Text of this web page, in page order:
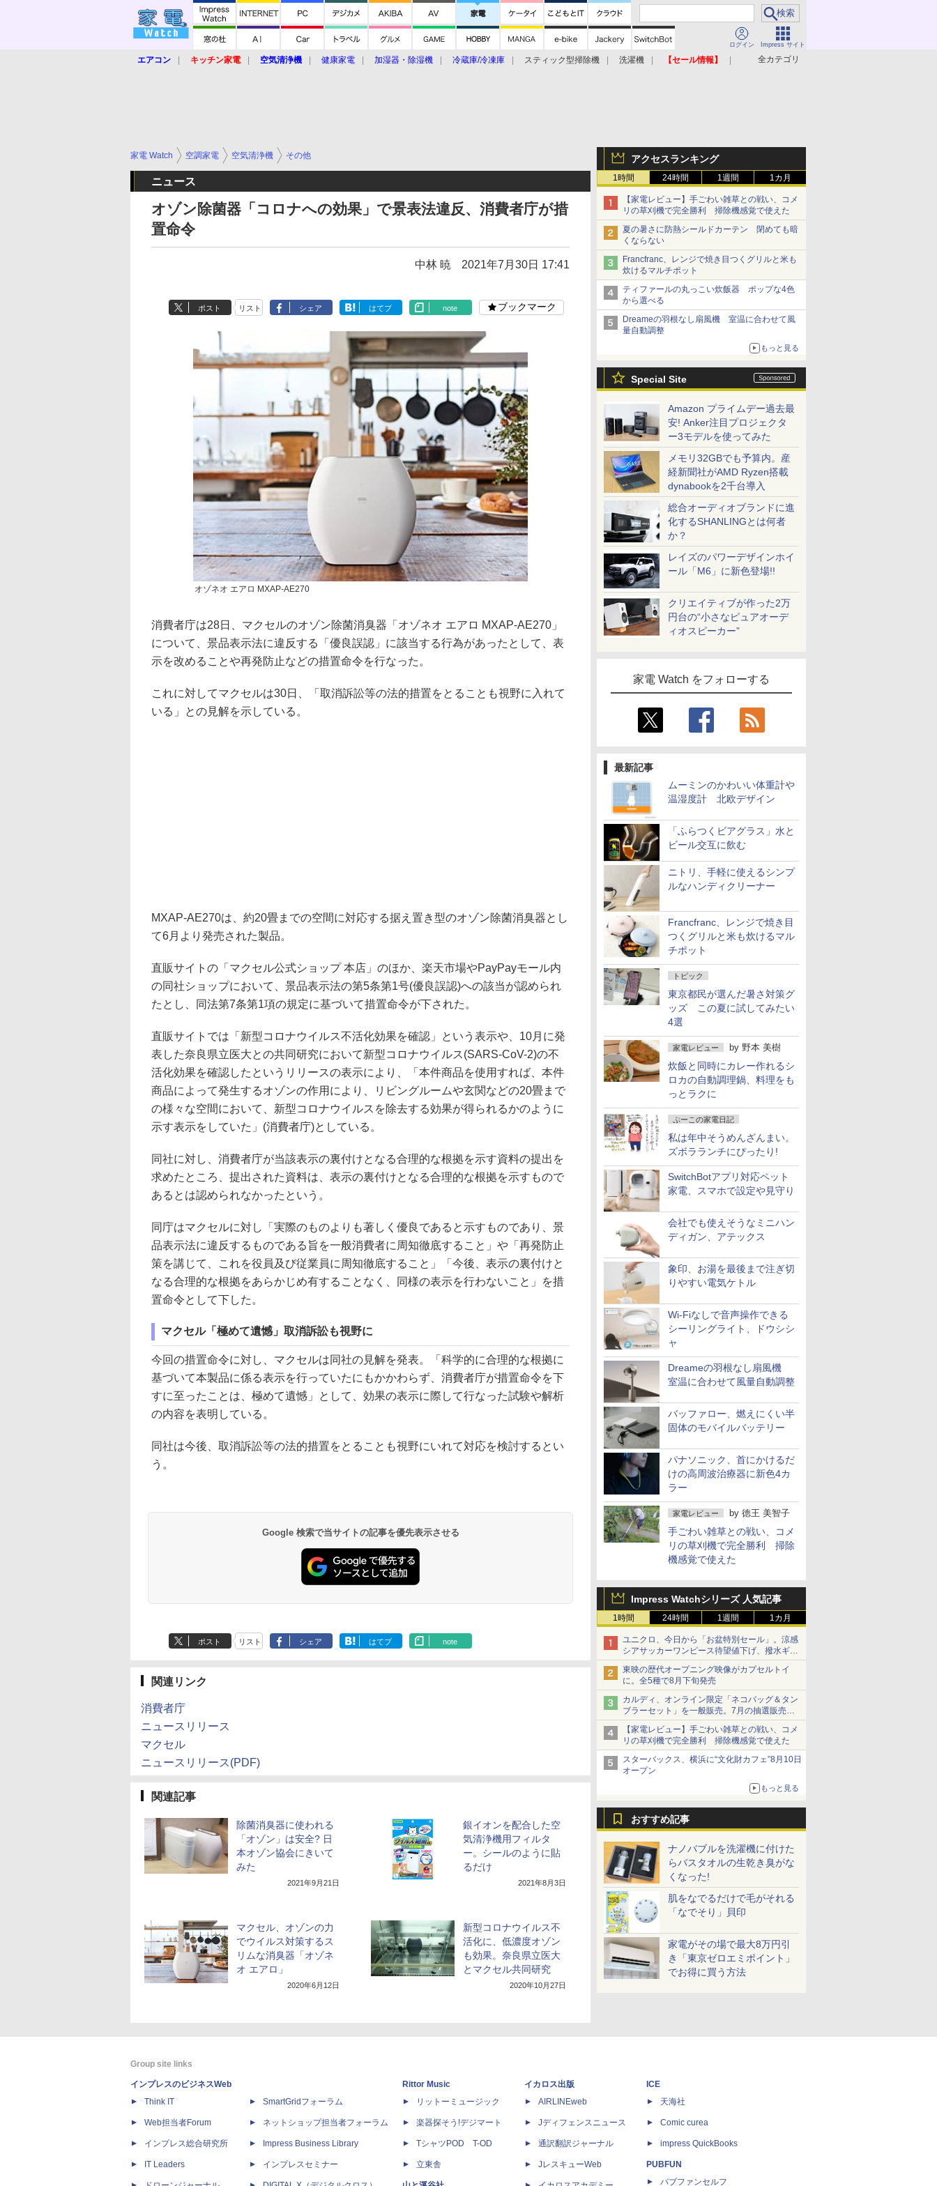
ログイン Impress サイト
全カテゴリ
エアコン キッチン家電 空気清浄機 健康家電 加湿器・除湿機 冷蔵庫/冷凍庫 スティック型掃除機 洗濯機
【セール情報】
アクセスランキング
1時間 24時間 1週間 1カ月
【家電レビュー】手ごわい雑草との戦い、コメ
リの草刈機で完全勝利 掃除機感覚で使えた
夏の暑さに防熱シールドカーテン 閉めても暗
くならない
Francfranc、レンジで焼き目つくグリルと米も
炊けるマルチポット
ティファールの丸っこい炊飯器 ポップな4色
から選べる
Dreameの羽根なし扇風機 室温に合わせて風
量自動調整
もっと見る
Special Site
Amazon プライムデー過去最
安! Anker注目プロジェクタ
ー3モデルを使ってみた
メモリ32GBでも予算内。産
経新聞社がAMD Ryzen搭載
dynabookを2千台導入
総合オーディオブランドに進
化するSHANLINGとは何者
か？
レイズのパワーデザインホイ
ール「M6」に新色登場!!
クリエイティブが作った2万
円台の“小さなピュアオーデ
ィオスピーカー”
家電 Watch をフォローする
最新記事
ムーミンのかわいい体重計や
温湿度計 北欧デザイン
「ふらつくビアグラス」水と
ビール交互に飲む
ニトリ、手軽に使えるシンプ
ルなハンディクリーナー
Francfranc、レンジで焼き目
つくグリルと米も炊けるマル
チポット
トピック
東京都民が選んだ暑さ対策グ
ッズ この夏に試してみたい
4選
家電レビュー by 野本 美樹
炊飯と同時にカレー作れるシ
ロカの自動調理鍋、料理をも
っとラクに
ぷーこの家電日記
私は年中そうめんざんまい。
ズボラランチにぴったり!
SwitchBotアプリ対応ペット
家電、スマホで設定や見守り
会社でも使えそうなミニハン
ディガン、アテックス
象印、お湯を最後まで注ぎ切
りやすい電気ケトル
Wi-Fiなしで音声操作できる
シーリングライト、ドウシシ
ャ
Dreameの羽根なし扇風機
室温に合わせて風量自動調整
バッファロー、燃えにくい半
固体のモバイルバッテリー
パナソニック、首にかけるだ
けの高周波治療器に新色4カ
ラー
家電レビュー by 徳王 美智子
手ごわい雑草との戦い、コメ
リの草刈機で完全勝利 掃除
機感覚で使えた
Impress Watchシリーズ 人気記事
1時間 24時間 1週間 1カ月
ユニクロ、今日から「お盆特別セール」。涼感
シアサッカーワンピース待望値下げ、撥水ギア
ショーツは1990円に
東映の歴代オープニング映像がカプセルトイ
に。全5種で8月下旬発売
カルディ、オンライン限定「ネコバッグ＆タン
ブラーセット」を一般販売。7月の抽選販売の
当選無効分
【家電レビュー】手ごわい雑草との戦い、コメ
リの草刈機で完全勝利 掃除機感覚で使えた
スターバックス、横浜に“文化財カフェ”8月10日
オープン
もっと見る
おすすめ記事
ナノバブルを洗濯機に付けた
らバスタオルの生乾き臭がな
くなった!
肌をなでるだけで毛がそれる
「なでそり」貝印
家電がその場で最大8万円引
き「東京ゼロエミポイント」
でお得に買う方法
家電 Watch 空調家電 空気清浄機 その他
ニュース
オゾン除菌器「コロナへの効果」で景表法違反、消費者庁が措
置命令
中林 暁 2021年7月30日 17:41
ポスト リスト シェア はてブ note ブックマーク
オゾネオ エアロ MXAP-AE270
消費者庁は28日、マクセルのオゾン除菌消臭器「オゾネオ エアロ MXAP-AE270」
について、景品表示法に違反する「優良誤認」に該当する行為があったとして、表
示を改めることや再発防止などの措置命令を行なった。
これに対してマクセルは30日、「取消訴訟等の法的措置をとることも視野に入れて
いる」との見解を示している。
MXAP-AE270は、約20畳までの空間に対応する据え置き型のオゾン除菌消臭器とし
て6月より発売された製品。
直販サイトの「マクセル公式ショップ 本店」のほか、楽天市場やPayPayモール内
の同社ショップにおいて、景品表示法の第5条第1号(優良誤認)への該当が認められ
たとし、同法第7条第1項の規定に基づいて措置命令が下された。
直販サイトでは「新型コロナウイルス不活化効果を確認」という表示や、10月に発
表した奈良県立医大との共同研究において新型コロナウイルス(SARS-CoV-2)の不
活化効果を確認したというリリースの表示により、「本件商品を使用すれば、本件
商品によって発生するオゾンの作用により、リビングルームや玄関などの20畳まで
の様々な空間において、新型コロナウイルスを除去する効果が得られるかのように
示す表示をしていた」(消費者庁)としている。
同社に対し、消費者庁が当該表示の裏付けとなる合理的な根拠を示す資料の提出を
求めたところ、提出された資料は、表示の裏付けとなる合理的な根拠を示すもので
あるとは認められなかったという。
同庁はマクセルに対し「実際のものよりも著しく優良であると示すものであり、景
品表示法に違反するものである旨を一般消費者に周知徹底すること」や「再発防止
策を講じて、これを役員及び従業員に周知徹底すること」「今後、表示の裏付けと
なる合理的な根拠をあらかじめ有することなく、同様の表示を行わないこと」を措
置命令として下した。
マクセル「極めて遺憾」取消訴訟も視野に
今回の措置命令に対し、マクセルは同社の見解を発表。「科学的に合理的な根拠に
基づいて本製品に係る表示を行っていたにもかかわらず、消費者庁が措置命令を下
すに至ったことは、極めて遺憾」として、効果の表示に際して行なった試験や解析
の内容を表明している。
同社は今後、取消訴訟等の法的措置をとることも視野にいれて対応を検討するとい
う。
Google 検索で当サイトの記事を優先表示させる
ポスト リスト シェア はてブ note
関連リンク
消費者庁
ニュースリリース
マクセル
ニュースリリース(PDF)
関連記事
除菌消臭器に使われる
「オゾン」は安全? 日
本オゾン協会にきいて
みた
2021年9月21日
銀イオンを配合した空
気清浄機用フィルタ
ー。シールのように貼
るだけ
2021年8月3日
マクセル、オゾンの力
でウイルス対策するス
リムな消臭器「オゾネ
オ エアロ」
2020年6月12日
新型コロナウイルス不
活化に、低濃度オゾン
も効果。奈良県立医大
とマクセル共同研究
2020年10月27日
Group site links
インプレスのビジネスWeb
Think IT
Web担当者Forum
インプレス総合研究所
IT Leaders
SmartGridフォーラム
ネットショップ担当者フォーラム
Impress Business Library
インプレスセミナー
Rittor Music
リットーミュージック
楽器探そう!デジマート
TシャツPOD T-OD
立東舎
イカロス出版
AIRLINEweb
Jディフェンスニュース
通訳翻訳ジャーナル
JレスキューWeb
ICE
天海社
Comic curea
impress QuickBooks
PUBFUN
パブファンセルフ